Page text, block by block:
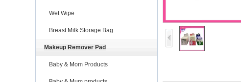
Wet Wipe
Breast Milk Storage Bag
Makeup Remover Pad
Baby & Mom Products